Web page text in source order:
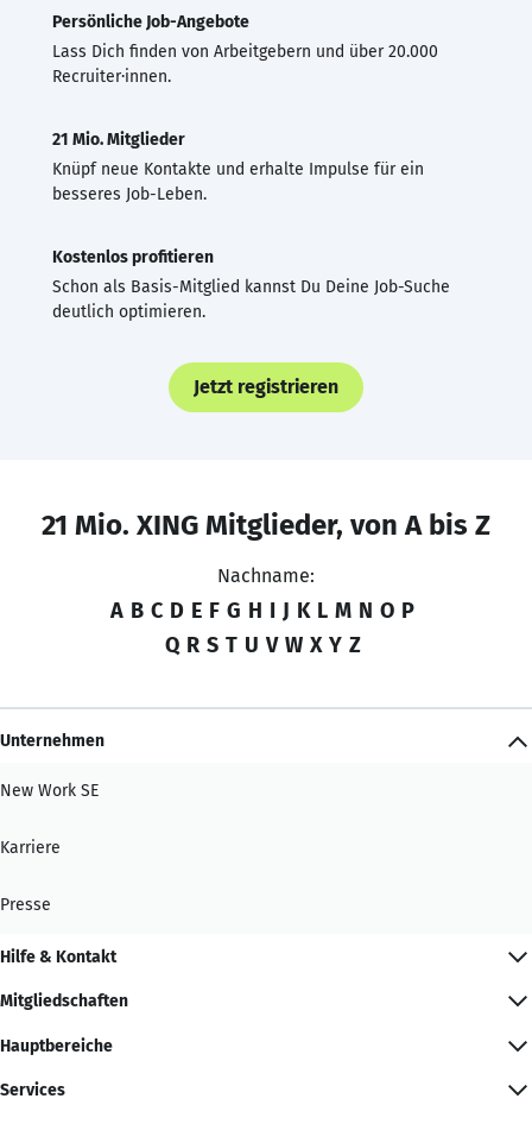
Persönliche Job-Angebote
Lass Dich finden von Arbeitgebern und über 20.000
Recruiter·innen.
21 Mio. Mitglieder
Knüpf neue Kontakte und erhalte Impulse für ein
besseres Job-Leben.
Kostenlos profitieren
Schon als Basis-Mitglied kannst Du Deine Job-Suche
deutlich optimieren.
Jetzt registrieren
21 Mio. XING Mitglieder, von A bis Z
Nachname:
A B C D E F G H I J K L M N O P
Q R S T U V W X Y Z
Unternehmen
New Work SE
Karriere
Presse
Hilfe & Kontakt
Mitgliedschaften
Hauptbereiche
Services